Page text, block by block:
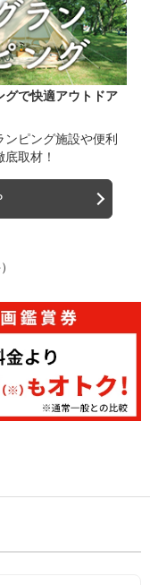
グで快適アウトドア
ンピング施設や便利
取材！